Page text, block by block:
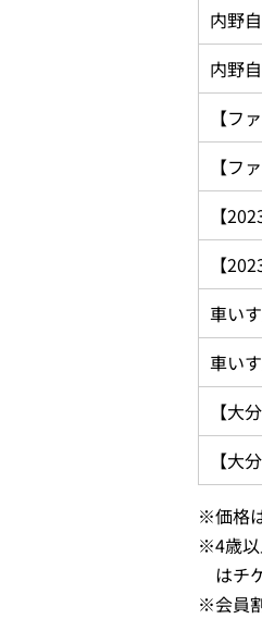
内野
内野
【フ
【フ
【
【
車い
車い
【大
【大
※価格
※4歳
はチ
※会員